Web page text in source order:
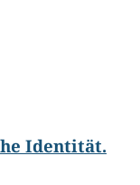
Identität.